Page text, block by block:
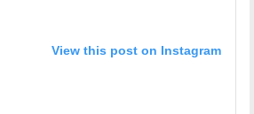
View this post on Instagram